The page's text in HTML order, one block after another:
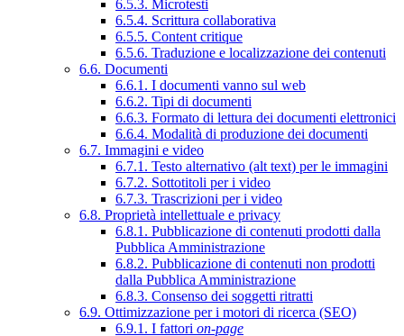
6.5.3. Microtesti
6.5.4. Scrittura collaborativa
6.5.5. Content critique
6.5.6. Traduzione e localizzazione dei contenuti
6.6. Documenti
6.6.1. I documenti vanno sul web
6.6.2. Tipi di documenti
6.6.3. Formato di lettura dei documenti elettronici
6.6.4. Modalità di produzione dei documenti
6.7. Immagini e video
6.7.1. Testo alternativo (alt text) per le immagini
6.7.2. Sottotitoli per i video
6.7.3. Trascrizioni per i video
6.8. Proprietà intellettuale e privacy
6.8.1. Pubblicazione di contenuti prodotti dalla
Pubblica Amministrazione
6.8.2. Pubblicazione di contenuti non prodotti
dalla Pubblica Amministrazione
6.8.3. Consenso dei soggetti ritratti
6.9. Ottimizzazione per i motori di ricerca (SEO)
6.9.1. I fattori on-page